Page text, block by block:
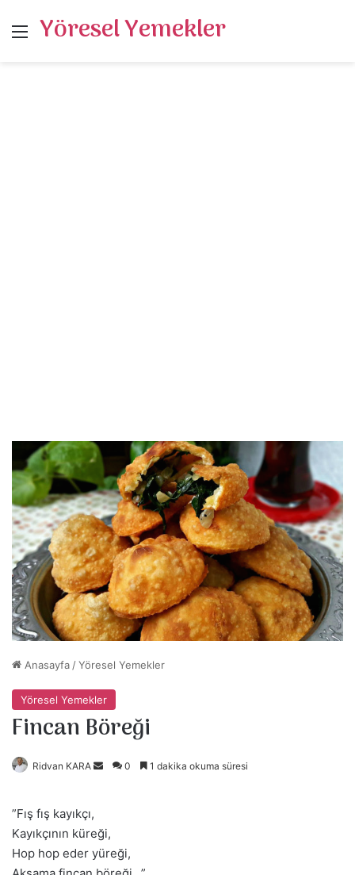
Menü
Yöresel Yemekler
Anasayfa /Yöresel Yemekler
Yöresel Yemekler
Fincan Böreği
Ridvan KARA
-
p
0 1 dakika okuma süresi
”Fış fış kayıkçı,
Kayıkçının küreği,
Hop hop eder yüreği,